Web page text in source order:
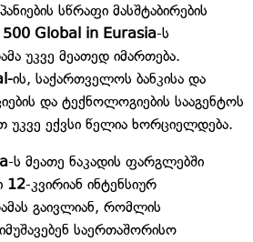
სწრაფი მასშტაბირების
500 Global in Eurasia-ს
უკვე მეათედ იმართება.
ის, საქართველოს ბანკისა და
და ტექნოლოგიების სააგენტოს
უკვე ექვსი წელია ხორციელდება.
-ს მეათე ნაკადის ფარგლებში
12-კვირიან ინტენსიურ
გაივლიან, რომლის
საერთაშორისო